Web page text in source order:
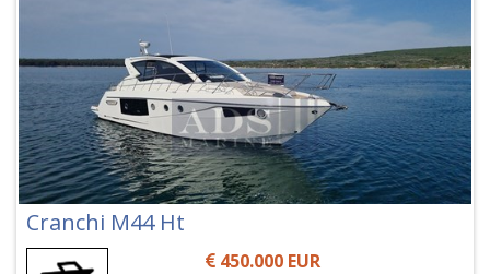
Cranchi M44 Ht
450.000 EUR